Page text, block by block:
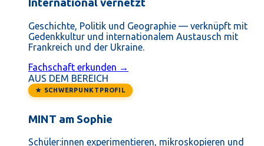
International vernetzt
Geschichte, Politik und Geographie — verknüpft mit
Gedenkkultur und internationalem Austausch mit
Frankreich und der Ukraine.
Fachschaft erkunden →
AUS DEM BEREICH
★ SCHWERPUNKTPROFIL
MINT am Sophie
Schüler:innen experimentieren, mikroskopieren und